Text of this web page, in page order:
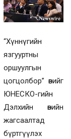
“Хүннүгийн
язгууртны
оршуулгын
цогцолбор” өвийг
ЮНЕСКО-гийн
Дэлхийн өвийн
жагсаалтад
бүртгүүлэх